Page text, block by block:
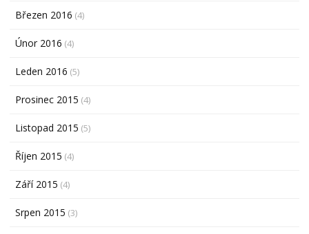
Březen 2016 (4)
Únor 2016 (4)
Leden 2016 (5)
Prosinec 2015 (4)
Listopad 2015 (5)
Říjen 2015 (4)
Září 2015 (4)
Srpen 2015 (3)